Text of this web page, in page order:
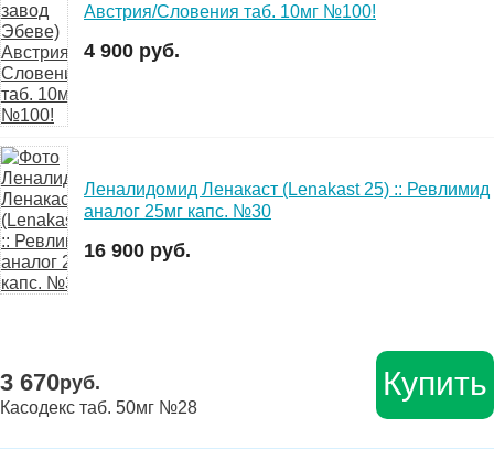
Австрия/Словения таб. 10мг №100!
4 900 руб.
Леналидомид Ленакаст (Lenakast 25) :: Ревлимид
аналог 25мг капс. №30
16 900 руб.
3 670руб.
Касодекс таб. 50мг №28
Купить